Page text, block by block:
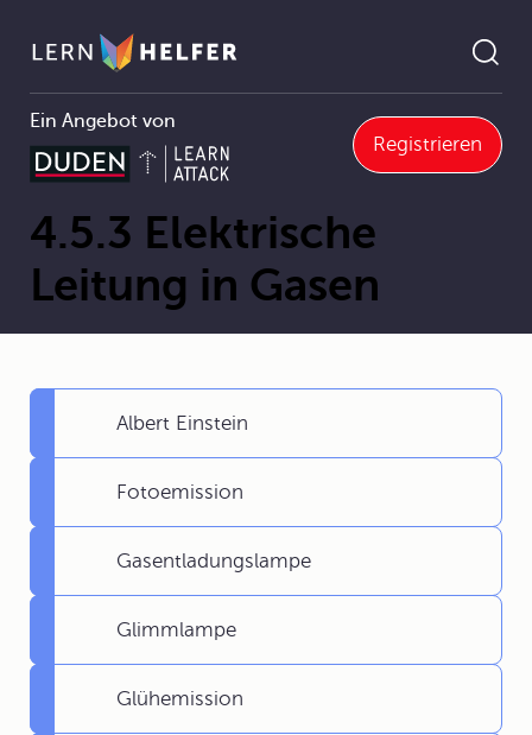
Ein Angebot von
Registrieren
Pfadnavigation
4 Elektrizitätslehre 4.5 Elektrische Leitungsvorgänge 4.5.3 Elektrische Leitung in Gasen
4.5.3 Elektrische
Leitung in Gasen
Albert Einstein
Fotoemission
Gasentladungslampe
Glimmlampe
Glühemission